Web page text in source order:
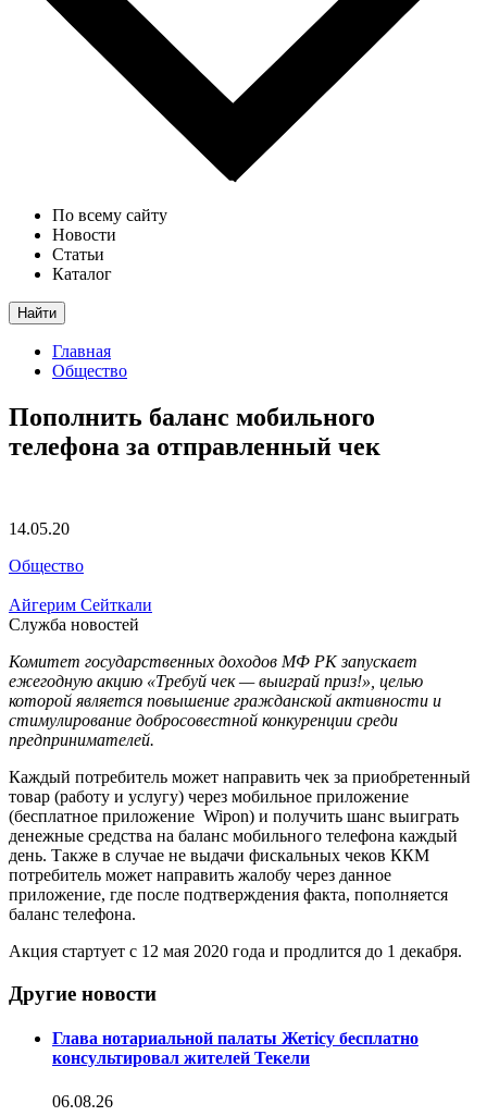
По всему сайту
Новости
Статьи
Каталог
Найти
Главная
Общество
Пополнить баланс мобильного
телефона за отправленный чек
14.05.20
Общество
Айгерим Сейткали
Служба новостей
Комитет государственных доходов МФ РК запускает
ежегодную акцию «Требуй чек — выиграй приз!», целью
которой является повышение гражданской активности и
стимулирование добросовестной конкуренции среди
предпринимателей.
Каждый потребитель может направить чек за приобретенный
товар (работу и услугу) через мобильное приложение
(бесплатное приложение Wipon) и получить шанс выиграть
денежные средства на баланс мобильного телефона каждый
день. Также в случае не выдачи фискальных чеков ККМ
потребитель может направить жалобу через данное
приложение, где после подтверждения факта, пополняется
баланс телефона.
Акция стартует с 12 мая 2020 года и продлится до 1 декабря.
Другие новости
Глава нотариальной палаты Жетісу бесплатно
консультировал жителей Текели
06.08.26